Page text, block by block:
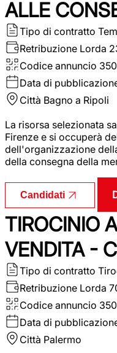
ALLE
Tipo di contratto
Retribuzione Lorda
Codice annuncio
Data di
Città Bagno a Ripoli
La risorsa selezionata
Firenze e si occuperà
dell'organizzazione
della consegna della
Candidati
TIROCINIO
VENDITA -
Tipo di contratto
Retribuzione Lorda
Codice annuncio
Data di
Città Palermo